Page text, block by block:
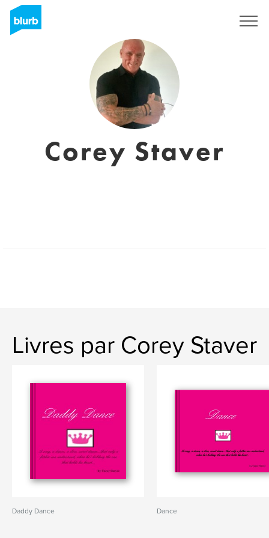
Corey Staver
Livres par Corey Staver
Daddy Dance Dance